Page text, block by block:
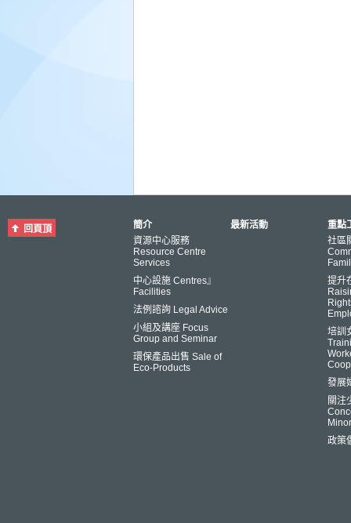
回頁頂
簡介
資源中心服務
Resource Centre
Services
中心設施 Centres』
Facilities
法例諮詢 Legal Advice
小組及講座 Focus
Group and Seminar
環保產品出售 Sale of
Eco-Products
最新活動
重點
社區
提升
培訓
發展
關注
政策